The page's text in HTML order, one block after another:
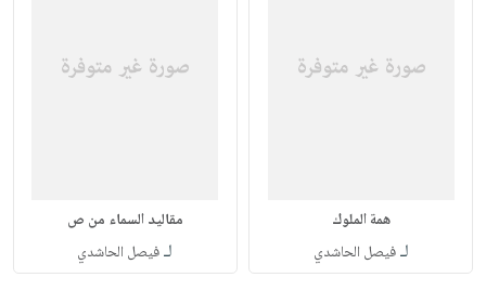
همة الملوك
لـفيصل الحاشدي
مقاليد السماء من ص
لـفيصل الحاشدي